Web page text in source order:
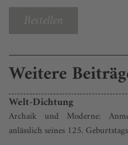
Bestellen
Weitere
Welt-Dichtung
Archaik und Moderne:
anlässlich seines 125. Geburtstags